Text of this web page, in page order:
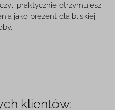
praktycznie otrzymujesz
jako prezent dla bliskiej
klientów: